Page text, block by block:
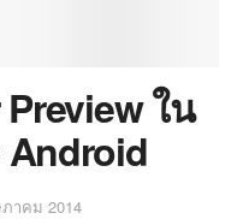
ใน
Android
าคม 2014